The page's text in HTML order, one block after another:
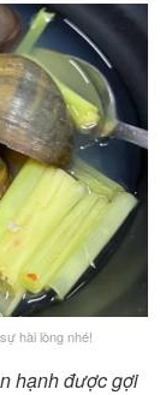
hài lòng nhé!
hạnh được gợi